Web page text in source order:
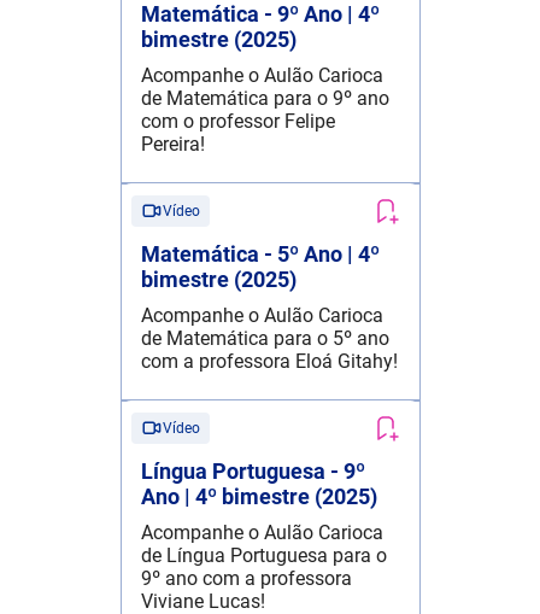
Matemática - 9º Ano | 4º
bimestre (2025)
Acompanhe o Aulão Carioca
de Matemática para o 9º ano
com o professor Felipe
Pereira!
Vídeo
Matemática - 5º Ano | 4º
bimestre (2025)
Acompanhe o Aulão Carioca
de Matemática para o 5º ano
com a professora Eloá Gitahy!
Vídeo
Língua Portuguesa - 9º
Ano | 4º bimestre (2025)
Acompanhe o Aulão Carioca
de Língua Portuguesa para o
9º ano com a professora
Viviane Lucas!